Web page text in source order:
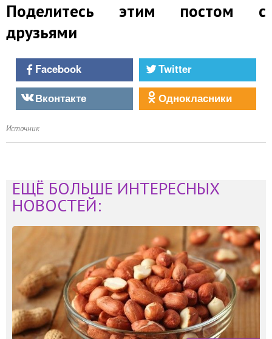
Поделитесь этим постом с
друзьями
Facebook
Twitter
Вконтакте
Однокласники
Источник
ЕЩЁ БОЛЬШЕ ИНТЕРЕСНЫХ
НОВОСТЕЙ: